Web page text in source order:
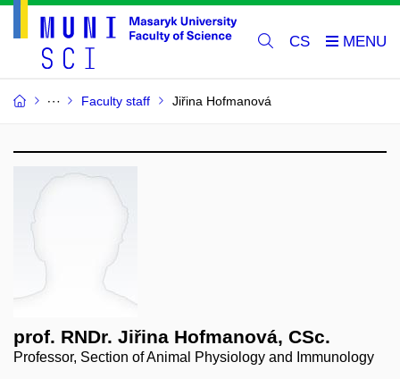
CS
Faculty staff Jiřina Hofmanová
prof. RNDr. Jiřina Hofmanová, CSc.
Professor, Section of Animal Physiology and Immunology